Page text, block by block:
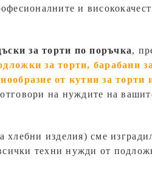
и
за торти по поръчка,
за торти, барабани
от кутии за торти
на нуждите на
хлебни изделия) сме
техни нужди от